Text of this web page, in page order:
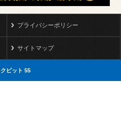
プライバシーポリシー
サイトマップ
クピット 55